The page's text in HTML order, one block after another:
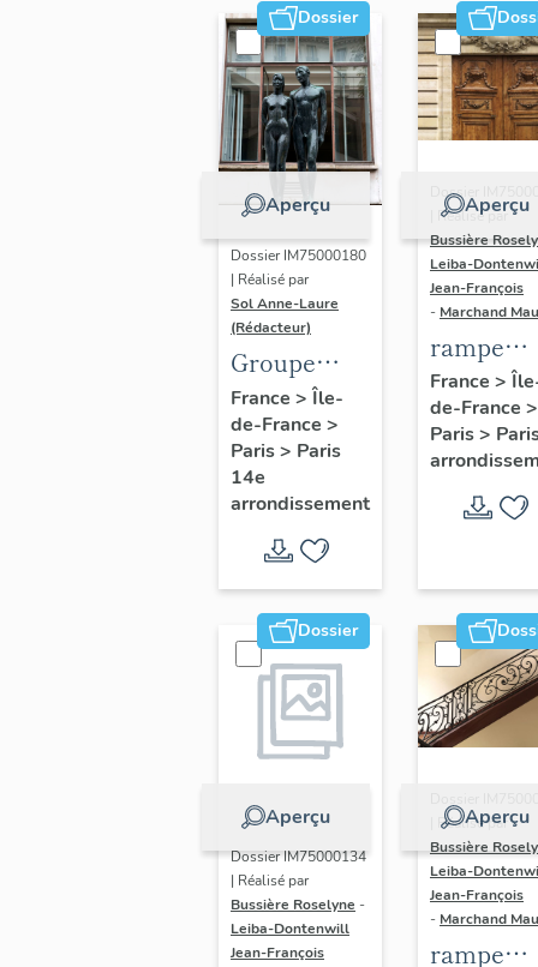
Dossier
Aperçu
Dossier IM75000180
| Réalisé par
Sol Anne-Laure
(Rédacteur)
Groupe
sculpté :
Les
Adolescents
France > Île-
de-France >
Paris> Paris
14e
arrondissement
Aperçu
Dossier
| Réalisé par
Bussière
Leiba-
Jean-François
- Marchand
rampe
d'appui,
escalier
l' hôtel
(non
France >
de-France >
Paris>
Dossier
Aperçu
Dossier IM75000134
| Réalisé par
Bussière Roselyne -
Leiba-Dontenwill
Jean-François
Aperçu
| Réalisé par
Bussière
Leiba-
Jean-François
- Marchand
rampe